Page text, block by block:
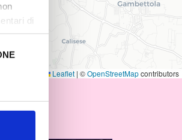
di
Leaflet | ©OpenStreetMapcontributors